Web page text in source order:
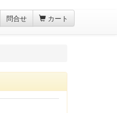
問合せ カート